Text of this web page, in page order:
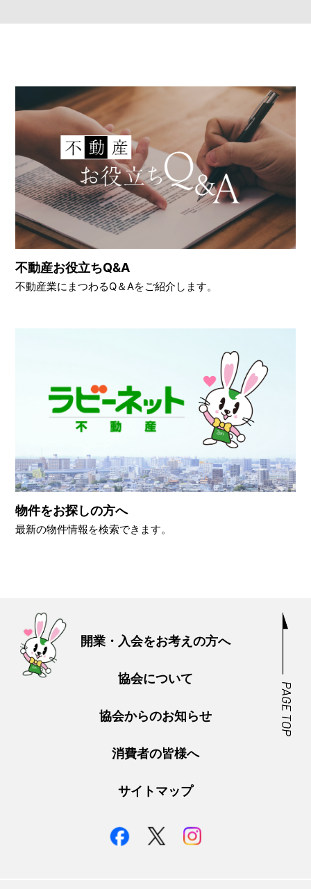
不動産お役立ちQ&A
不動産業にまつわるQ＆Aをご紹介します。
物件をお探しの方へ
最新の物件情報を検索できます。
開業・入会をお考えの方へ
協会について
協会からのお知らせ
消費者の皆様へ
サイトマップ